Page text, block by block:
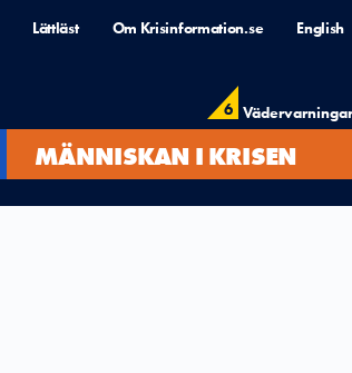
Lättläst Om Krisinformation.se English
6
MÄNNISKAN I KRISEN